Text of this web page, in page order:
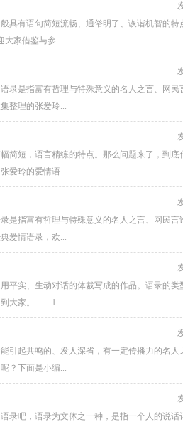
具有语句简短流畅、通俗明了、诙谐机智的特
大家借鉴与参...
录是指富有哲理与特殊意义的名人之言、网民
整理的张爱玲...
简短，语言精练的特点。那么问题来了，到底
爱玲的爱情语...
是指富有哲理与特殊意义的名人之言、网民言
爱情语录，欢...
平实、生动对话的体裁写成的作品。语录的类
助到大家。 1...
起共鸣的、发人深省，有一定传播力的名人
？下面是小编...
录吧，语录为文体之一种，是指一个人的说话